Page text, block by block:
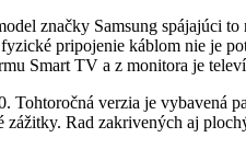
značky Samsung spájajúci
pripojenie káblom nie je
Smart TV a z monitora je
Tohtoročná verzia je
Rad zakrivených aj